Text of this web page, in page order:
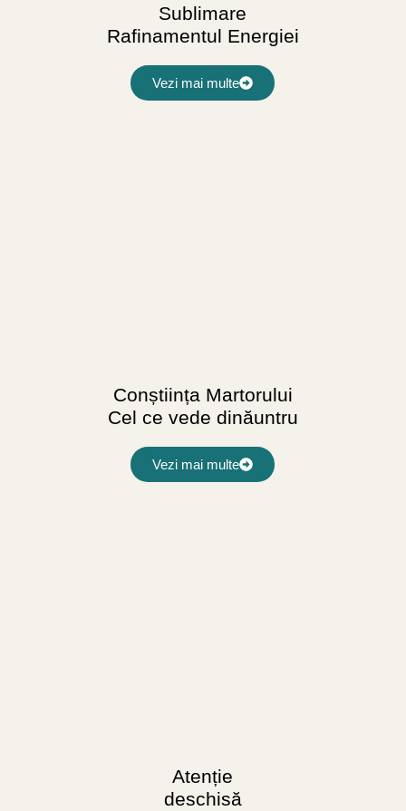
Atenție
deschisă
Conștiința Martorului
Cel ce vede dinăuntru
Vezi mai multe
Sublimare
Rafinamentul Energiei
Vezi mai multe